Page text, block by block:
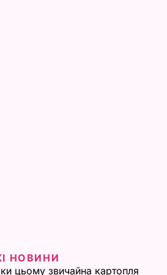
НОВИНИ
цьому звичайна картопля